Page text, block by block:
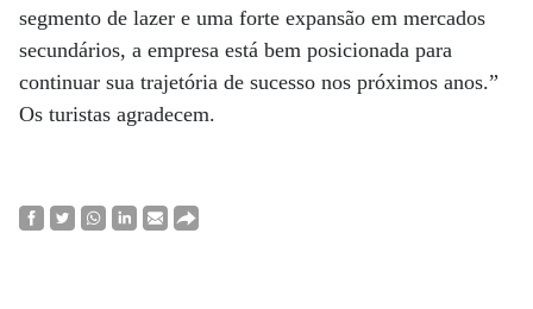
segmento de lazer e uma forte expansão em mercados
secundários, a empresa está bem posicionada para
continuar sua trajetória de sucesso nos próximos anos.”
Os turistas agradecem.